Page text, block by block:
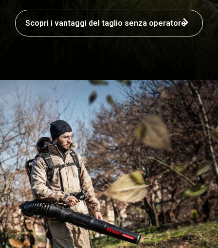
Scopri i vantaggi del taglio senza operatore